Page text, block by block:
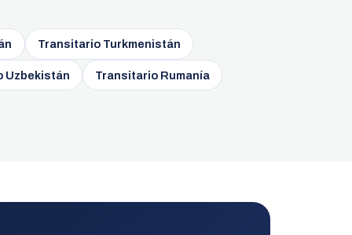
Transitario Turkmenistán
Uzbekistán Transitario Rumanía